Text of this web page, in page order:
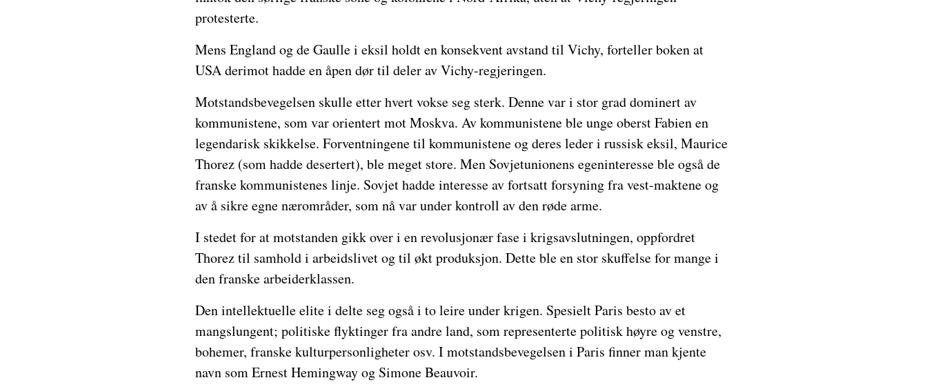
protesterte.
Mens England og de Gaulle i eksil holdt en konsekvent avstand til Vichy, forteller boken at
USA derimot hadde en åpen dør til deler av Vichy-regjeringen.
Motstandsbevegelsen skulle etter hvert vokse seg sterk. Denne var i stor grad dominert av
kommunistene, som var orientert mot Moskva. Av kommunistene ble unge oberst Fabien en
legendarisk skikkelse. Forventningene til kommunistene og deres leder i russisk eksil, Maurice
Thorez (som hadde desertert), ble meget store. Men Sovjetunionens egeninteresse ble også de
franske kommunistenes linje. Sovjet hadde interesse av fortsatt forsyning fra vest-maktene og
av å sikre egne nærområder, som nå var under kontroll av den røde arme.
I stedet for at motstanden gikk over i en revolusjonær fase i krigsavslutningen, oppfordret
Thorez til samhold i arbeidslivet og til økt produksjon. Dette ble en stor skuffelse for mange i
den franske arbeiderklassen.
Den intellektuelle elite i delte seg også i to leire under krigen. Spesielt Paris besto av et
mangslungent; politiske flyktinger fra andre land, som representerte politisk høyre og venstre,
bohemer, franske kulturpersonligheter osv. I motstandsbevegelsen i Paris finner man kjente
navn som Ernest Hemingway og Simone Beauvoir.